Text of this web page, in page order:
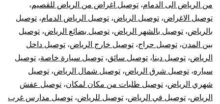
من الرياض الى الدمام، توصيل اغراض من الرياض للقصيم،
توصيل الاغراض، توصيل الرياض، توصيل الرياض الدمام، توصيل
بالرياض، توصيل بالشهر الرياض، توصيل بضائع الرياض، توصيل
بين المدن، توصيل حراج، توصيل خارج الرياض، توصيل داخل
الرياض، توصيل دينا، توصيل سائق، توصيل سيارة خاصة، توصيل
سياره، توصيل شرق الرياض، توصيل شمال الرياض، توصيل
شهري الرياض، توصيل طلبات من مكان لمكان، توصيل عفش
الرياض، توصيل في الرياض، توصيل للرياض، توصيل مدارس غرب